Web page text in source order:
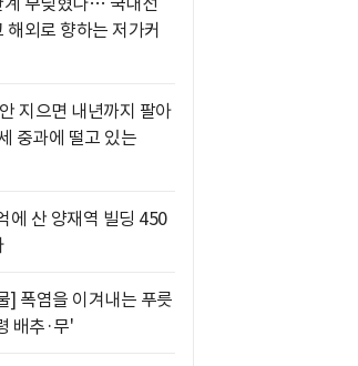
해외로 향하는 저가커
지으면 내년까지 팔아
중과에 떨고 있는
에 산 양재역 빌딩 450
] 폭염을 이겨내는 푸릇
배추·무'